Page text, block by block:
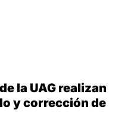
la UAG realizan
y corrección de